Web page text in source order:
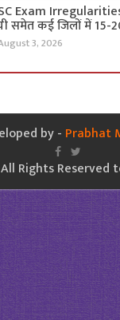
Exam
समेत कई जिलों में 15-
3, 2026
by - Prabhat
Rights Reserved